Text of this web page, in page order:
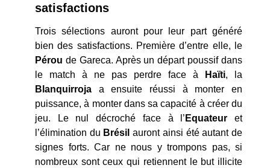
satisfactions
Trois sélections auront pour leur part généré
bien des satisfactions. Première d’entre elle, le
Pérou de Gareca. Après un départ poussif dans
le match à ne pas perdre face à
Haïti, la
Blanquirroja a ensuite réussi à monter en
puissance, à monter dans sa capacité à créer du
jeu. Le nul décroché face à l’ Equateur et
l’élimination du Brésil auront ainsi été autant de
signes forts. Car ne nous y trompons pas, si
nombreux sont ceux qui retiennent le but illicite